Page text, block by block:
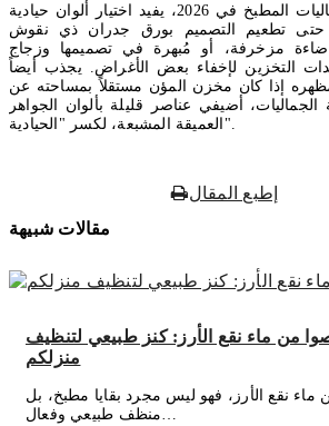
بالانسجام مع جماليات المطبخ في 2026، يفيد اختيار ألوان حيادية
حتى تطعيم التصميم بورق جدران ذي نقوش
مزخرفة، أو مُبهرة في تصميمها وزجاج
التخزين لإخفاء بعض الأغراض. يجذب أيضاً
إذا كان مخزن المؤن مستقلاً بمساحته عن
الجماليات، أضيفي عناصر قليلة بألوان الجواهر
العميقة المشبعة، لكسر "الحيادية".
إطبع المقال
مقالات شبيهة
من ماء نقع الأرز: كنز طبيعي لتنظيف
منزلكم
ماء نقع الأرز، فهو ليس مجرد بقايا مطبخ، بل
منظف طبيعي وفعال…